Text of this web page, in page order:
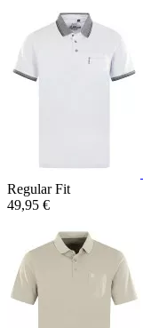
Regular Fit
49,95 €